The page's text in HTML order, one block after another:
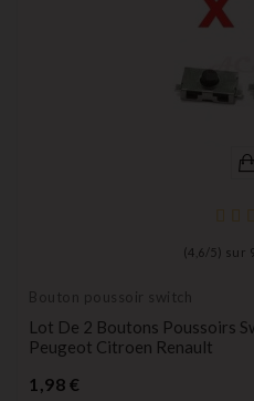
(4,6 / 5) sur
Bouton poussoir switch
Lot De 2 Boutons Poussoirs
Peugeot Citroen Renault
1,98 €